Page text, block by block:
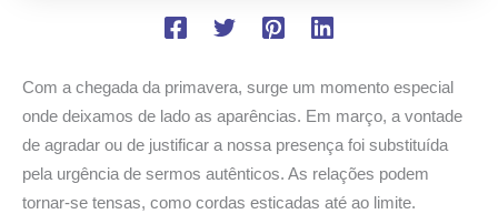
Com a chegada da primavera, surge um momento especial
onde deixamos de lado as aparências. Em março, a vontade
de agradar ou de justificar a nossa presença foi substituída
pela urgência de sermos autênticos. As relações podem
tornar-se tensas, como cordas esticadas até ao limite.